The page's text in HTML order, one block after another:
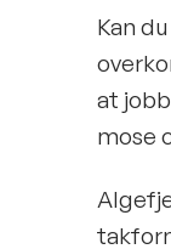
Kan
at
mose